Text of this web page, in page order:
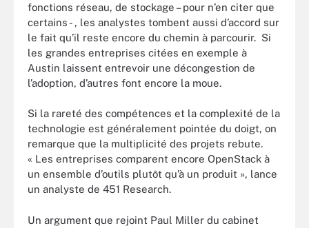
fonctions réseau, de stockage – pour n’en citer que
certains - , les analystes tombent aussi d’accord sur
le fait qu’il reste encore du chemin à parcourir. Si
les grandes entreprises citées en exemple à
Austin laissent entrevoir une décongestion de
l’adoption, d’autres font encore la moue.
Si la rareté des compétences et la complexité de la
technologie est généralement pointée du doigt, on
remarque que la multiplicité des projets rebute.
« Les entreprises comparent encore OpenStack à
un ensemble d’outils plutôt qu’à un produit », lance
un analyste de 451 Research.
Un argument que rejoint Paul Miller du cabinet